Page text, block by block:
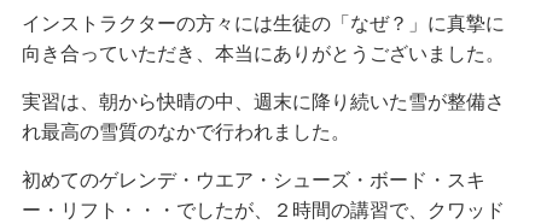
インストラクターの方々には生徒の「なぜ？」に真摯に
向き合っていただき、本当にありがとうございました。
実習は、朝から快晴の中、週末に降り続いた雪が整備さ
れ最高の雪質のなかで行われました。
初めてのゲレンデ・ウエア・シューズ・ボード・スキ
ー・リフト・・・でしたが、２時間の講習で、クワッド